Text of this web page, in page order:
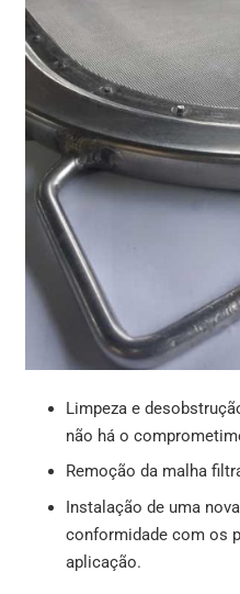
Limpeza e
não há o
Remoção da malha
Instalação de uma
conformidade com os
aplicação.